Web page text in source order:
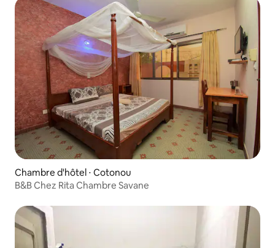
Chambre d'hôtel ⋅ Cotonou
B&B Chez Rita Chambre Savane